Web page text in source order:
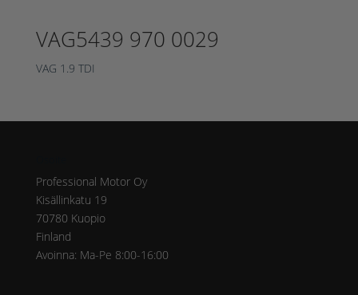
VAG5439 970 0029
VAG 1.9 TDI
Professional Motor Oy
Kisällinkatu 19
70780 Kuopio
Finland
Avoinna: Ma-Pe 8:00-16:00